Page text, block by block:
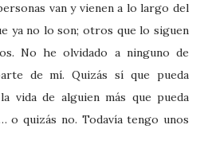
van y vienen a lo largo del
ya no lo son; otros que lo siguen
No he olvidado a ninguno de
de mí. Quizás sí que pueda
vida de alguien más que pueda
o quizás no. Todavía tengo unos